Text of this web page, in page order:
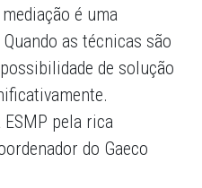
é uma
as técnicas são
de solução
pela rica
do Gaeco